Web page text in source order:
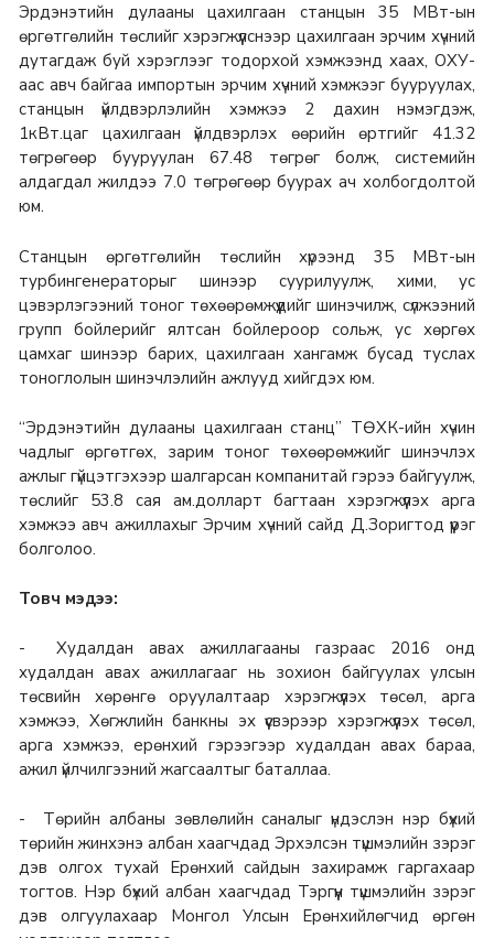
Эрдэнэтийн дулааны цахилгаан станцын 35 МВт-ын
өргөтгөлийн төслийг хэрэгжүүлснээр цахилгаан эрчим хүчний
дутагдаж буй хэрэглээг тодорхой хэмжээнд хаах, ОХУ-
аас авч байгаа импортын эрчим хүчний хэмжээг бууруулах,
станцын үйлдвэрлэлийн хэмжээ 2 дахин нэмэгдэж,
1кВт.цаг цахилгаан үйлдвэрлэх өөрийн өртгийг 41.32
төгрөгөөр бууруулан 67.48 төгрөг болж, системийн
алдагдал жилдээ 7.0 төгрөгөөр буурах ач холбогдолтой
юм.
Станцын өргөтгөлийн төслийн хүрээнд 35 МВт-ын
турбингенераторыг шинээр суурилуулж, хими, ус
цэвэрлэгээний тоног төхөөрөмжүүдийг шинэчилж, сүлжээний
групп бойлерийг ялтсан бойлероор сольж, ус хөргөх
цамхаг шинээр барих, цахилгаан хангамж бусад туслах
тоноглолын шинэчлэлийн ажлууд хийгдэх юм.
“Эрдэнэтийн дулааны цахилгаан станц” ТӨХК-ийн хүчин
чадлыг өргөтгөх, зарим тоног төхөөрөмжийг шинэчлэх
ажлыг гүйцэтгэхээр шалгарсан компанитай гэрээ байгуулж,
төслийг 53.8 сая ам.долларт багтаан хэрэгжүүлэх арга
хэмжээ авч ажиллахыг Эрчим хүчний сайд Д.Зоригтод үүрэг
болголоо.
Товч мэдээ:
- Худалдан авах ажиллагааны газраас 2016 онд
худалдан авах ажиллагааг нь зохион байгуулах улсын
төсвийн хөрөнгө оруулалтаар хэрэгжүүлэх төсөл, арга
хэмжээ, Хөгжлийн банкны эх үүсвэрээр хэрэгжүүлэх төсөл,
арга хэмжээ, ерөнхий гэрээгээр худалдан авах бараа,
ажил үйлчилгээний жагсаалтыг баталлаа.
- Төрийн албаны зөвлөлийн саналыг үндэслэн нэр бүхий
төрийн жинхэнэ албан хаагчдад Эрхэлсэн түшмэлийн зэрэг
дэв олгох тухай Ерөнхий сайдын захирамж гаргахаар
тогтов. Нэр бүхий албан хаагчдад Тэргүүн түшмэлийн зэрэг
дэв олгуулахаар Монгол Улсын Ерөнхийлөгчид өргөн